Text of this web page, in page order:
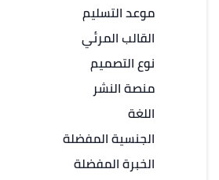
موعد التسليم
القالب المرئي
نوع التصميم
منصة النشر
اللغة
الجنسية المفضلة
الخبرة المفضلة